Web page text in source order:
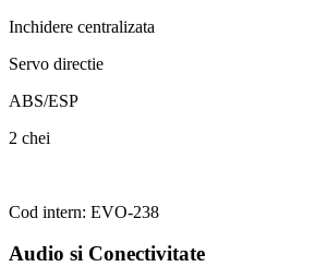
Inchidere centralizata
Servo directie
ABS/ESP
2 chei
Cod intern: EVO-238
Audio si Conectivitate